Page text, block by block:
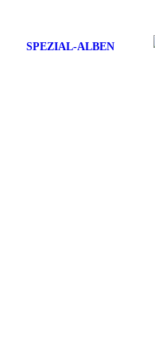
SPEZIAL-ALBEN